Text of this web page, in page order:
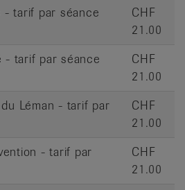
- tarif par séance
CHF
21.00
- tarif par séance
CHF
21.00
Léman - tarif par
CHF
21.00
- tarif par
CHF
21.00